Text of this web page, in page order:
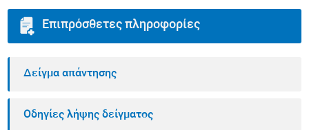
Επιπρόσθετες πληροφορίες
Δείγμα απάντησης
Οδηγίες λήψης δείγματος